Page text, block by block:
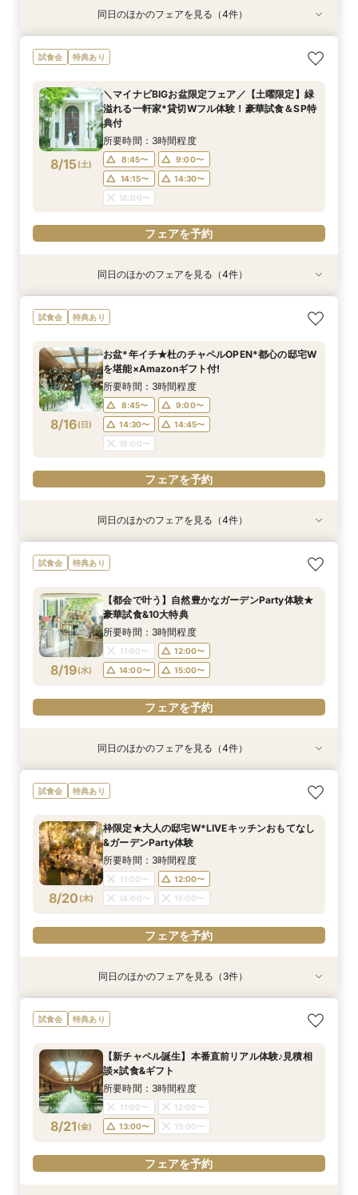
特典あり
8/14( 金)
≪大好評！ペットとの結婚式≫ペットも安心まる
ごと相談*特典付
11:00〜
12:00〜
14:00〜
フェアを予約
特典あり
8/14( 金)
【ガーデン挙式希望の方】都心で叶う海外ウエ
ディング体感×試食
11:00〜
12:00〜
14:00〜
フェアを予約
特典あり
8/14( 金)
初見学でも安心◎「即決なし」アップ額が少ない
新プラン×試食付
11:00〜
12:00〜
14:00〜
フェアを予約
特典あり
8/14( 金)
【料理ランクUP特典付】シェフ渾身和牛コース
試食×料理演出体験
11:00〜
12:00〜
14:00〜
フェアを予約
同日のほかのフェアを見る（4件）
試食会 特典あり
8/15(土)
＼マイナビBIGお盆限定フェア／【土曜限定】緑
溢れる一軒家*貸切Wフル体験！豪華試食＆SP特
典付
所要時間：3時間程度
8:45〜
9:00〜
14:15〜
14:30〜
18:00〜
フェアを予約
特典あり
8/15(土)
初見学でも安心◎「即決なし」アップ額が少ない
新プラン×試食付
8:45〜
9:00〜
14:15〜
14:30〜
18:00〜
フェアを予約
特典あり
8/15(土)
≪大好評！ペットとの結婚式≫ペットも安心まる
ごと相談*特典付
8:45〜
9:00〜
14:15〜
14:30〜
18:00〜
フェアを予約
特典あり
8/15(土)
【料理ランクUP特典付】シェフ渾身和牛コース
試食×料理演出体験
8:45〜
9:00〜
14:15〜
14:30〜
18:00〜
フェアを予約
特典あり
8/15(土)
【ガーデン挙式希望の方】都心で叶う海外ウエ
ディング体感×試食
8:45〜
9:00〜
14:15〜
14:30〜
18:00〜
フェアを予約
同日のほかのフェアを見る（4件）
試食会 特典あり
8/16(日)
お盆*年イチ★杜のチャペルOPEN*都心の邸宅W
を堪能×Amazonギフト付!
所要時間：3時間程度
8:45〜
9:00〜
14:30〜
14:45〜
18:00〜
フェアを予約
特典あり 動画あり
8/16(日)
【ガーデン挙式希望の方】都心で叶う海外ウエ
ディング体感×試食
8:45〜
9:00〜
14:30〜
14:45〜
18:00〜
特典あり
8/16(日)
初見学でも安心◎「即決なし」アップ額が少ない
新プラン×試食付
8:45〜
9:00〜
14:30〜
14:45〜
18:00〜
特典あり
8/16(日)
【料理ランクUP特典付】シェフ渾身和牛コース
試食×料理演出体験
8:45〜
9:00〜
14:30〜
14:45〜
18:00〜
特典あり
8/16(日)
≪大好評！ペットとの結婚式≫ペットも安心まる
ごと相談*特典付
8:45〜
9:00〜
14:30〜
14:45〜
18:00〜
同日のほかのフェアを見る（4件）
試食会 特典あり
8/19(水)
【都会で叶う】自然豊かなガーデンParty体験★
豪華試食&10大特典
所要時間：3時間程度
11:00〜
12:00〜
14:00〜
15:00〜
フェアを予約
特典あり
8/19(水)
≪大好評！ペットとの結婚式≫ペットも安心まる
ごと相談*特典付
11:00〜
12:00〜
14:00〜
15:00〜
フェアを予約
特典あり
8/19(水)
【ガーデン挙式希望の方】都心で叶う海外ウエ
ディング体感×試食
11:00〜
12:00〜
14:00〜
15:00〜
フェアを予約
特典あり
8/19(水)
初見学でも安心◎「即決なし」アップ額が少ない
新プラン×試食付
11:00〜
12:00〜
14:00〜
15:00〜
フェアを予約
特典あり
8/19(水)
【料理ランクUP特典付】シェフ渾身和牛コース
試食×料理演出体験
11:00〜
12:00〜
14:00〜
15:00〜
フェアを予約
同日のほかのフェアを見る（4件）
試食会 特典あり
8/20 (木)
枠限定★大人の邸宅W*LIVEキッチンおもてなし
&ガーデンParty体験
所要時間：3時間程度
11:00〜
12:00〜
14:00〜
15:00〜
フェアを予約
特典あり
8/20(木)
≪大好評！ペットとの結婚式≫ペットも安心まる
ごと相談*特典付
11:00〜
14:00〜
15:00〜
フェアを予約
特典あり
8/20(木)
【ガーデン挙式希望の方】都心で叶う海外ウエ
ディング体感×試食
11:00〜
14:00〜
15:00〜
フェアを予約
特典あり
8/20(木)
初見学でも安心◎「即決なし」アップ額が少ない
新プラン×試食付
11:00〜
14:00〜
15:00〜
フェアを予約
同日のほかのフェアを見る（3件）
試食会 特典あり
8/21 (金)
【新チャペル誕生】本番直前リアル体験♪見積相
談×試食&ギフト
所要時間：3時間程度
11:00〜
12:00〜
13:00〜
15:00〜
フェアを予約